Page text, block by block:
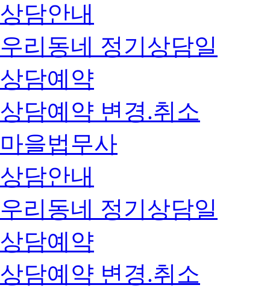
상담안내
우리동네 정기상담일
상담예약
상담예약 변경.취소
마을법무사
상담안내
우리동네 정기상담일
상담예약
상담예약 변경.취소